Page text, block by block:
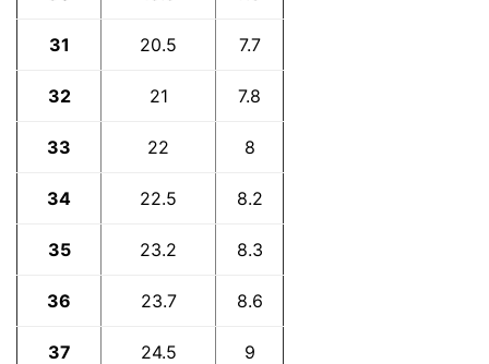
31 20.5 7.7
32 21 7.8
33 22 8
34 22.5 8.2
35 23.2 8.3
36 23.7 8.6
37 24.5 9